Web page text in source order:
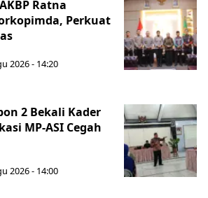
Ratna
Perkuat
2026 - 14:20
2 Bekali Kader
MP-ASI Cegah
2026 - 14:00